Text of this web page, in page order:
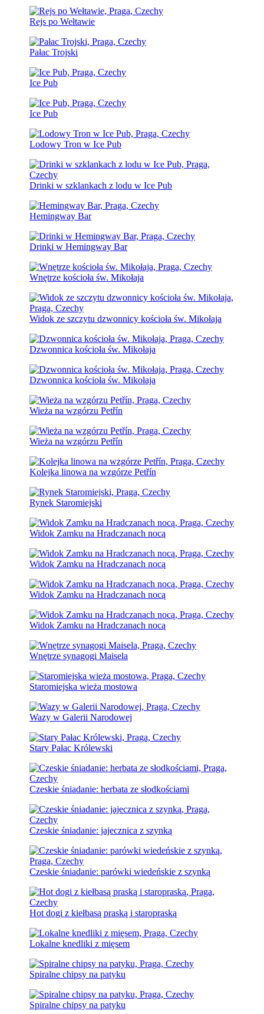
Rejs po Wełtawie
Pałac Trojski
Ice Pub
Ice Pub
Lodowy Tron w Ice Pub
Drinki w szklankach z lodu w Ice Pub
Hemingway Bar
Drinki w Hemingway Bar
Wnętrze kościoła św. Mikołaja
Widok ze szczytu dzwonnicy kościoła św. Mikołaja
Dzwonnica kościoła św. Mikołaja
Dzwonnica kościoła św. Mikołaja
Wieża na wzgórzu Petřín
Wieża na wzgórzu Petřín
Kolejka linowa na wzgórze Petřín
Rynek Staromiejski
Widok Zamku na Hradczanach nocą
Widok Zamku na Hradczanach nocą
Widok Zamku na Hradczanach nocą
Widok Zamku na Hradczanach nocą
Wnętrze synagogi Maisela
Staromiejska wieża mostowa
Wazy w Galerii Narodowej
Stary Pałac Królewski
Czeskie śniadanie: herbata ze słodkościami
Czeskie śniadanie: jajecznica z szynką
Czeskie śniadanie: parówki wiedeńskie z szynką
Hot dogi z kiełbasą praską i staropraską
Lokalne knedliki z mięsem
Spiralne chipsy na patyku
Spiralne chipsy na patyku